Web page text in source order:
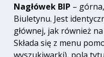
Nagłówek BIP –
Biuletynu. Jest
głównej, jak również
Składa się z menu
wyszukiwarki), pola